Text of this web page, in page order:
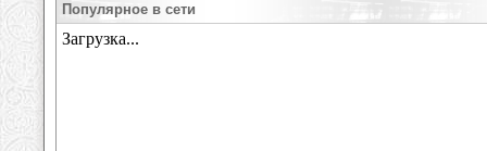
Популярное в сети